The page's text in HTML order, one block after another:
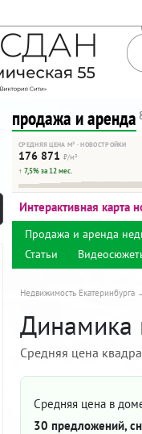
- только
продажа и аренда
СРЕДНЯЯ ЦЕНА М² · НОВОСТРОЙКИ
176 871 ₽/м²
↑ 7,5% за 12 мес.
Интерактивная карта
Продажа и аренда
Статьи
Недвижимость Екатеринбурга
Динамика
Средняя цена
Средняя цена в
30 предложений,